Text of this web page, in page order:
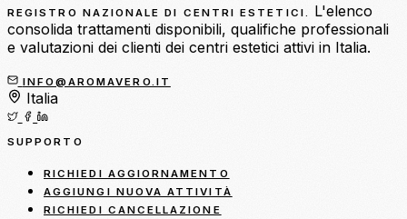
REGISTRO NAZIONALE DI CENTRI ESTETICI.
L'elenco
consolida trattamenti disponibili, qualifiche professionali
e valutazioni dei clienti dei centri estetici attivi in Italia.
INFO@AROMAVERO.IT
Italia
SUPPORTO
RICHIEDI AGGIORNAMENTO
AGGIUNGI NUOVA ATTIVITÀ
RICHIEDI CANCELLAZIONE